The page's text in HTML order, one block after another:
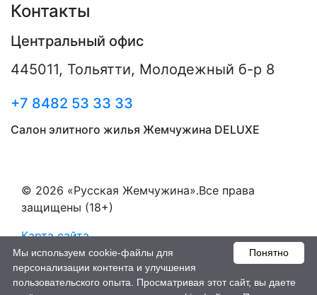
Контакты
Центральный офис
445011, Тольятти, Молодежный б-р 8
+7 8482 53 33 33
Салон элитного жилья Жемчужина DELUXE
© 2026 «Русская Жемчужина».Все права
защищены (18+)
Карта сайта
Пользовательское соглашение
Понятно
Мы используем cookie-файлы для
персонализации контента и улучшения
пользовательского опыта. Просматривая этот сайт, вы даете